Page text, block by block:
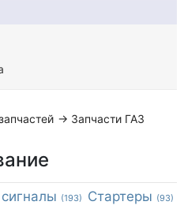
→ Запчасти ГАЗ
(193) Стартеры (93)